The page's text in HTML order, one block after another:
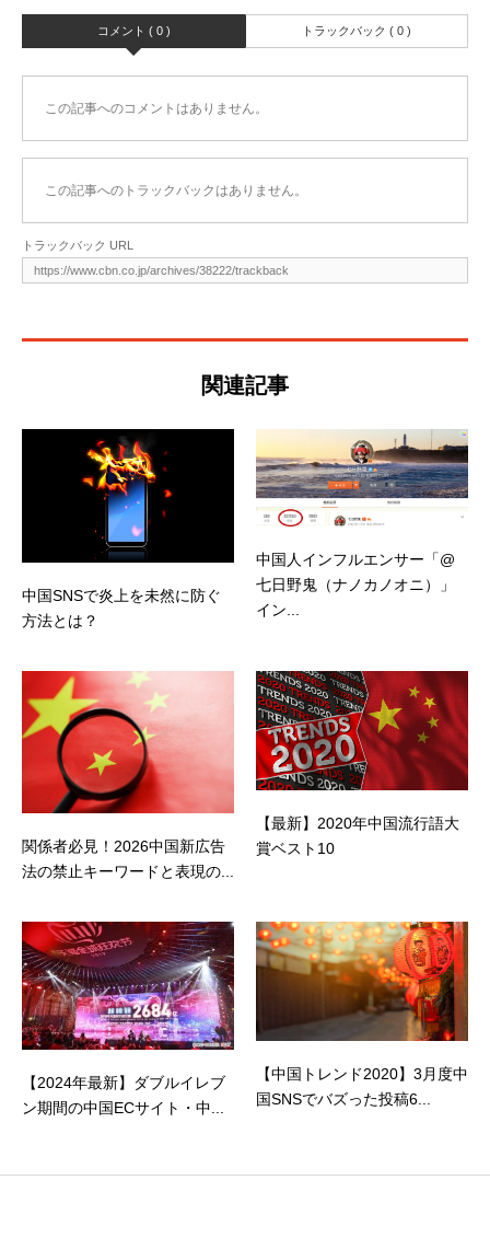
コメント ( 0 ) トラックバック ( 0 )
この記事へのコメントはありません。
この記事へのトラックバックはありません。
トラックバック URL
関連記事
中国SNSで炎上を未然に防ぐ
方法とは？
中国人インフルエンサー「@
七日野鬼（ナノカノオニ）」
イン...
関係者必見！2026中国新広告
法の禁止キーワードと表現の...
【最新】2020年中国流行語大
賞ベスト10
【2024年最新】ダブルイレブ
ン期間の中国ECサイト・中...
【中国トレンド2020】3月度中
国SNSでバズった投稿6...